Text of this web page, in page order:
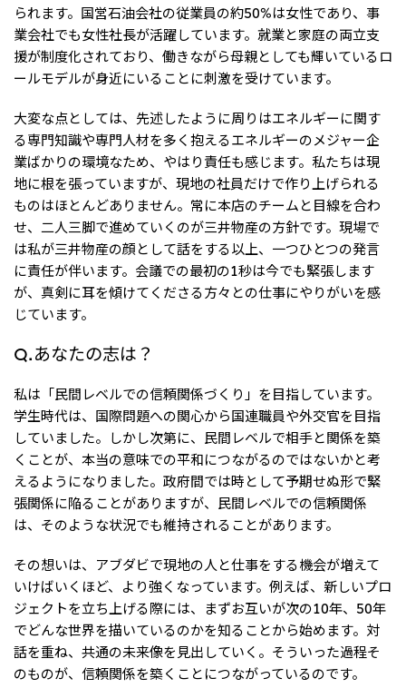
られます。国営石油会社の従業員の約50%は女性であり、事
業会社でも女性社長が活躍しています。就業と家庭の両立支
援が制度化されており、働きながら母親としても輝いているロ
ールモデルが身近にいることに刺激を受けています。
大変な点としては、先述したように周りはエネルギーに関す
る専門知識や専門人材を多く抱えるエネルギーのメジャー企
業ばかりの環境なため、やはり責任も感じます。私たちは現
地に根を張っていますが、現地の社員だけで作り上げられる
ものはほとんどありません。常に本店のチームと目線を合わ
せ、二人三脚で進めていくのが三井物産の方針です。現場で
は私が三井物産の顔として話をする以上、一つひとつの発言
に責任が伴います。会議での最初の1秒は今でも緊張します
が、真剣に耳を傾けてくださる方々との仕事にやりがいを感
じています。
Q.あなたの志は？
私は「民間レベルでの信頼関係づくり」を目指しています。
学生時代は、国際問題への関心から国連職員や外交官を目指
していました。しかし次第に、民間レベルで相手と関係を築
くことが、本当の意味での平和につながるのではないかと考
えるようになりました。政府間では時として予期せぬ形で緊
張関係に陥ることがありますが、民間レベルでの信頼関係
は、そのような状況でも維持されることがあります。
その想いは、アブダビで現地の人と仕事をする機会が増えて
いけばいくほど、より強くなっています。例えば、新しいプロ
ジェクトを立ち上げる際には、まずお互いが次の10年、50年
でどんな世界を描いているのかを知ることから始めます。対
話を重ね、共通の未来像を見出していく。そういった過程そ
のものが、信頼関係を築くことにつながっているのです。